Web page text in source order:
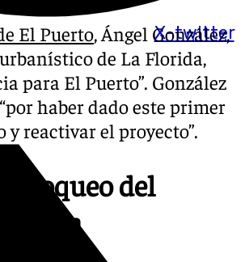
X-twitter
El Puerto, Ángel González,
de La Florida,
para El Puerto”. González
haber dado este primer
y reactivar el proyecto”.
del